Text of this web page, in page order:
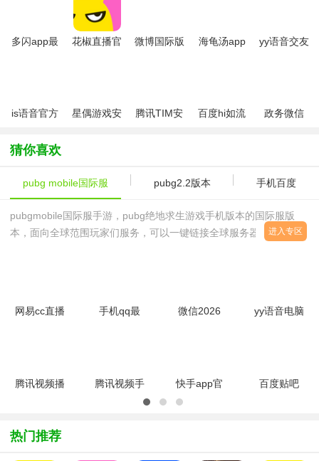
多闪app最
花椒直播官
微博国际版
海龟汤app
yy语音交友
is语音官方
新版
星偶游戏安
腾讯TIM安
百度hi如流
政务微信
猜你喜欢
pubg mobile国际服 pubg2.2版本 手机百度
pubgmobile国际服手游，pubg绝地求生游戏手机版本的国际服版
本，面向全球范围玩家们服务，可以一键链接全球服务器，在线匹配
进入专区
网易cc直播
手机qq最
微信2026
yy语音电脑
腾讯视频播
官方最新版
腾讯视频手
快手app官
方版2026
百度贴吧
热门推荐